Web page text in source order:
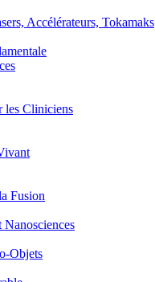
Accélérateurs, Tokamaks
Cliniciens
Fusion
Objets